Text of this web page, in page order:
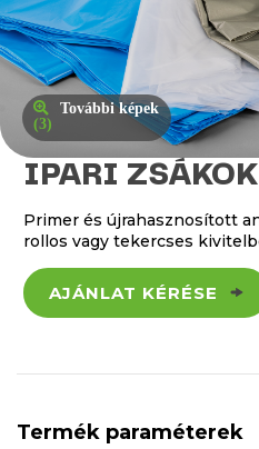
További képek
(3)
IPARI
Primer és újrahasznosított
rollos vagy tekercses
AJÁNLAT KÉRÉSE
Termék paraméterek